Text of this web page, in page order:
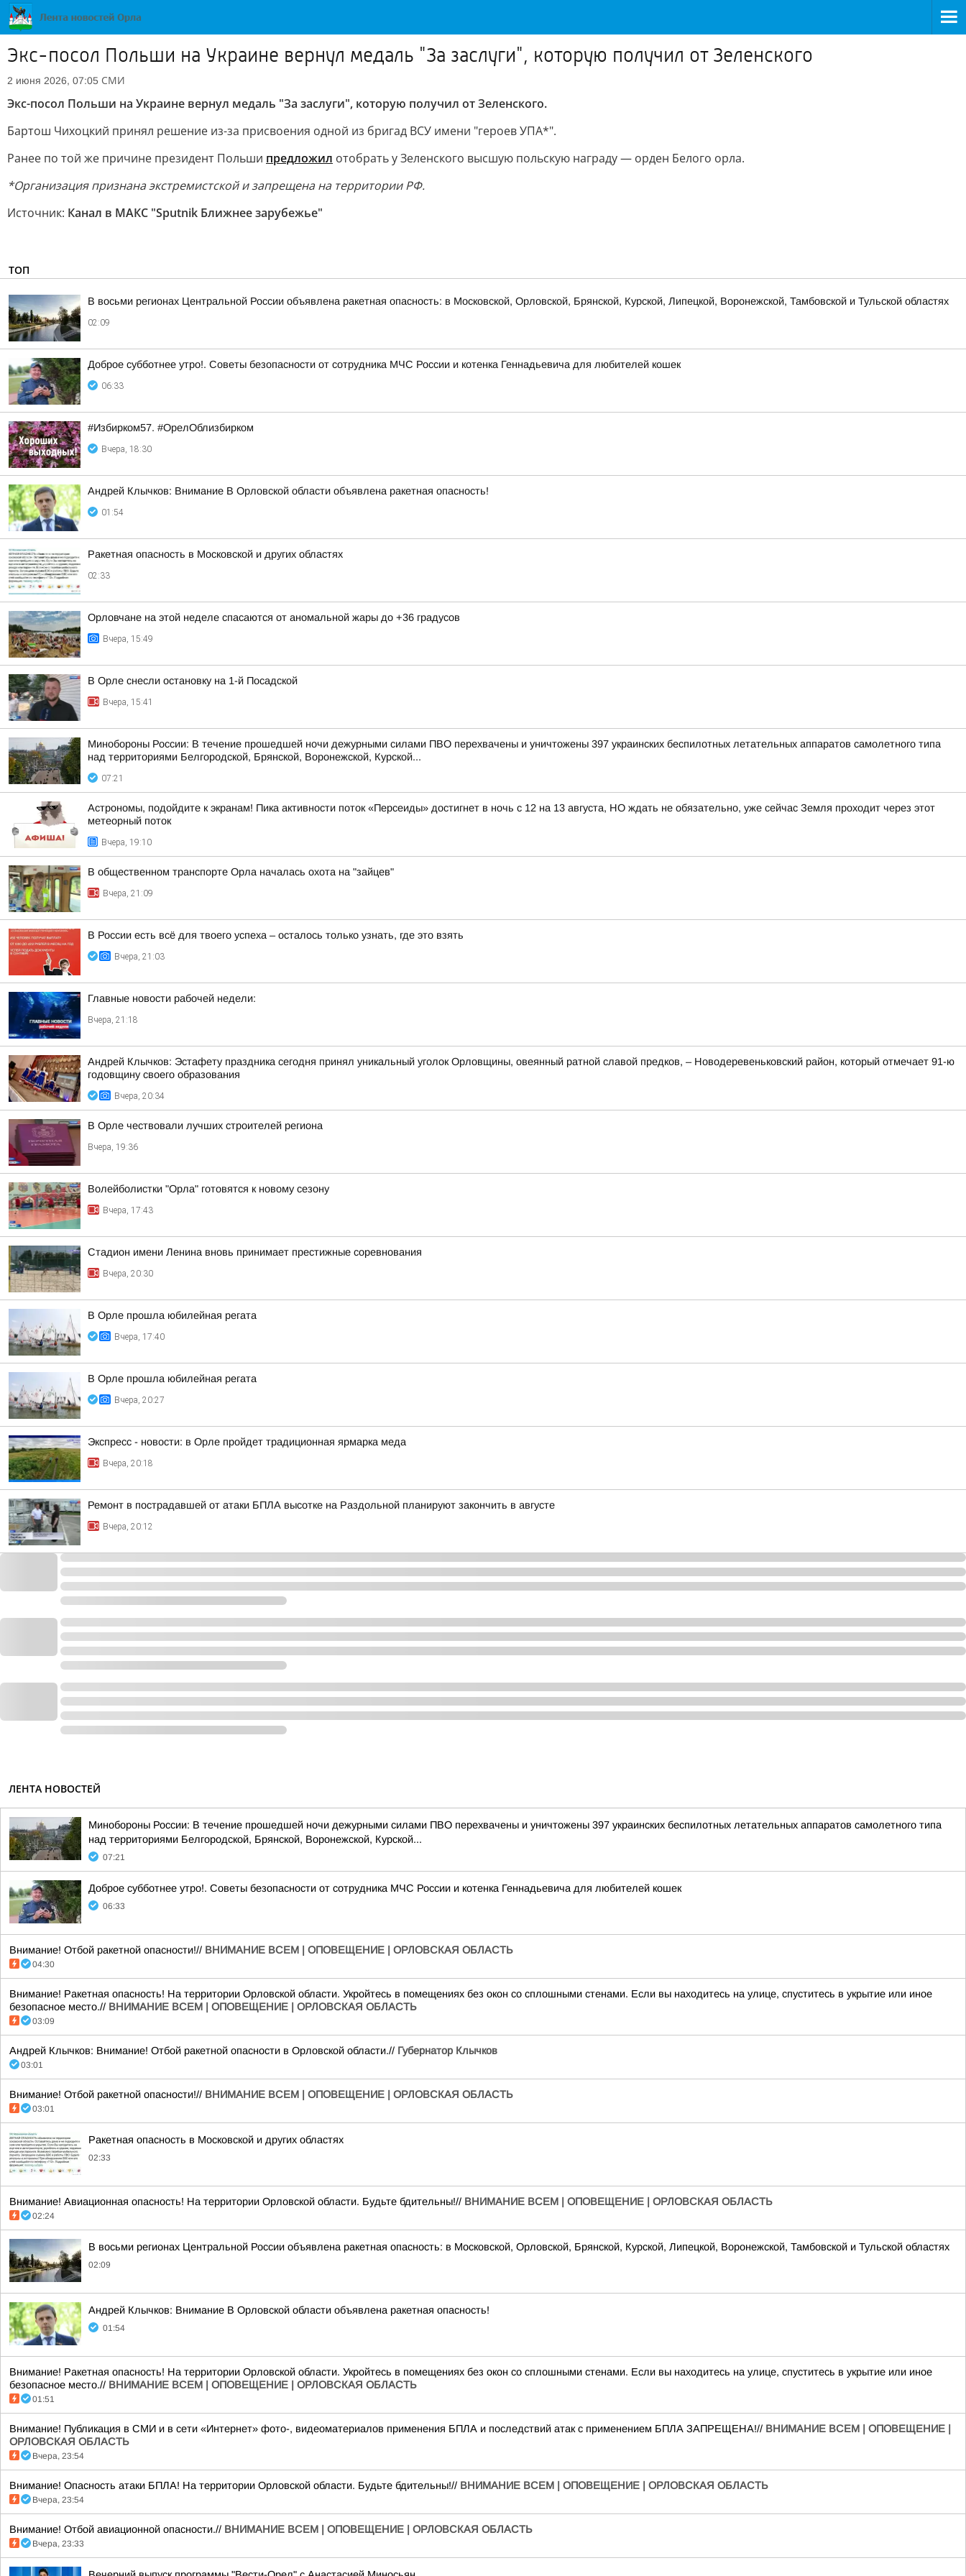
Экс-посол Польши на Украине вернул медаль "За заслуги", которую получил от Зеленского
2 июня 2026, 07:05 СМИ
Экс-посол Польши на Украине вернул медаль "За заслуги", которую получил от Зеленского.
Бартош Чихоцкий принял решение из-за присвоения одной из бригад ВСУ имени "героев УПА*".
Ранее по той же причине президент Польши предложил отобрать у Зеленского высшую польскую награду — орден Белого орла.
*Организация признана экстремистской и запрещена на территории РФ.
Источник: Канал в МАКС "Sputnik Ближнее зарубежье"
ТОП
В восьми регионах Центральной России объявлена ракетная опасность: в Московской, Орловской, Брянской, Курской, Липецкой, Воронежской, Тамбовской и Тульской областях
02:09
Доброе субботнее утро!. Советы безопасности от сотрудника МЧС России и котенка Геннадьевича для любителей кошек
06:33
#Избирком57. #ОрелОблизбирком
Вчера, 18:30
Андрей Клычков: Внимание В Орловской области объявлена ракетная опасность!
01:54
Ракетная опасность в Московской и других областях
02:33
Орловчане на этой неделе спасаются от аномальной жары до +36 градусов
Вчера, 15:49
В Орле снесли остановку на 1-й Посадской
Вчера, 15:41
Минобороны России: В течение прошедшей ночи дежурными силами ПВО перехвачены и уничтожены 397 украинских беспилотных летательных аппаратов самолетного типа
над территориями Белгородской, Брянской, Воронежской, Курской...
07:21
Астрономы, подойдите к экранам! Пика активности поток «Персеиды» достигнет в ночь с 12 на 13 августа, НО ждать не обязательно, уже сейчас Земля проходит через этот
метеорный поток
Вчера, 19:10
В общественном транспорте Орла началась охота на "зайцев"
Вчера, 21:09
В России есть всё для твоего успеха – осталось только узнать, где это взять
Вчера, 21:03
Главные новости рабочей недели:
Вчера, 21:18
Андрей Клычков: Эстафету праздника сегодня принял уникальный уголок Орловщины, овеянный ратной славой предков, – Новодеревеньковский район, который отмечает 91-ю
годовщину своего образования
Вчера, 20:34
В Орле чествовали лучших строителей региона
Вчера, 19:36
Волейболистки "Орла" готовятся к новому сезону
Вчера, 17:43
Стадион имени Ленина вновь принимает престижные соревнования
Вчера, 20:30
В Орле прошла юбилейная регата
Вчера, 17:40
В Орле прошла юбилейная регата
Вчера, 20:27
Экспресс - новости: в Орле пройдет традиционная ярмарка меда
Вчера, 20:18
Ремонт в пострадавшей от атаки БПЛА высотке на Раздольной планируют закончить в августе
Вчера, 20:12
ЛЕНТА НОВОСТЕЙ
Минобороны России: В течение прошедшей ночи дежурными силами ПВО перехвачены и уничтожены 397 украинских беспилотных летательных аппаратов самолетного типа
над территориями Белгородской, Брянской, Воронежской, Курской...
07:21
Доброе субботнее утро!. Советы безопасности от сотрудника МЧС России и котенка Геннадьевича для любителей кошек
06:33
Внимание! Отбой ракетной опасности!// ВНИМАНИЕ ВСЕМ | ОПОВЕЩЕНИЕ | ОРЛОВСКАЯ ОБЛАСТЬ
04:30
Внимание! Ракетная опасность! На территории Орловской области. Укройтесь в помещениях без окон со сплошными стенами. Если вы находитесь на улице, спуститесь в укрытие или иное
безопасное место.// ВНИМАНИЕ ВСЕМ | ОПОВЕЩЕНИЕ | ОРЛОВСКАЯ ОБЛАСТЬ
03:09
Андрей Клычков: Внимание! Отбой ракетной опасности в Орловской области.// Губернатор Клычков
03:01
Внимание! Отбой ракетной опасности!// ВНИМАНИЕ ВСЕМ | ОПОВЕЩЕНИЕ | ОРЛОВСКАЯ ОБЛАСТЬ
03:01
Ракетная опасность в Московской и других областях
02:33
Внимание! Авиационная опасность! На территории Орловской области. Будьте бдительны!// ВНИМАНИЕ ВСЕМ | ОПОВЕЩЕНИЕ | ОРЛОВСКАЯ ОБЛАСТЬ
02:24
В восьми регионах Центральной России объявлена ракетная опасность: в Московской, Орловской, Брянской, Курской, Липецкой, Воронежской, Тамбовской и Тульской областях
02:09
Андрей Клычков: Внимание В Орловской области объявлена ракетная опасность!
01:54
Внимание! Ракетная опасность! На территории Орловской области. Укройтесь в помещениях без окон со сплошными стенами. Если вы находитесь на улице, спуститесь в укрытие или иное
безопасное место.// ВНИМАНИЕ ВСЕМ | ОПОВЕЩЕНИЕ | ОРЛОВСКАЯ ОБЛАСТЬ
01:51
Внимание! Публикация в СМИ и в сети «Интернет» фото-, видеоматериалов применения БПЛА и последствий атак с применением БПЛА ЗАПРЕЩЕНА!// ВНИМАНИЕ ВСЕМ | ОПОВЕЩЕНИЕ |
ОРЛОВСКАЯ ОБЛАСТЬ
Вчера, 23:54
Внимание! Опасность атаки БПЛА! На территории Орловской области. Будьте бдительны!// ВНИМАНИЕ ВСЕМ | ОПОВЕЩЕНИЕ | ОРЛОВСКАЯ ОБЛАСТЬ
Вчера, 23:54
Внимание! Отбой авиационной опасности.// ВНИМАНИЕ ВСЕМ | ОПОВЕЩЕНИЕ | ОРЛОВСКАЯ ОБЛАСТЬ
Вчера, 23:33